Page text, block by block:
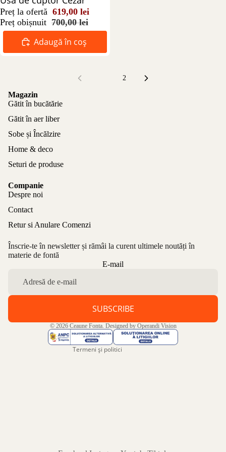
Preț la ofertă 619,00 lei
Preț obișnuit 700,00 lei
Adaugă în coș
2
Magazin
Gătit în bucătărie
Gătit în aer liber
Sobe și Încălzire
Home & deco
Seturi de produse
Companie
Despre noi
Contact
Retur si Anulare Comenzi
Înscrie-te în newsletter și rămâi la curent ultimele noutăți în
materie de fontă
E-mail
SUBSCRIBE
© 2026 Ceaune Fonta. Designed by Operandi Vision
Termeni și politici
Politica de confidențialitate
Aviz legal